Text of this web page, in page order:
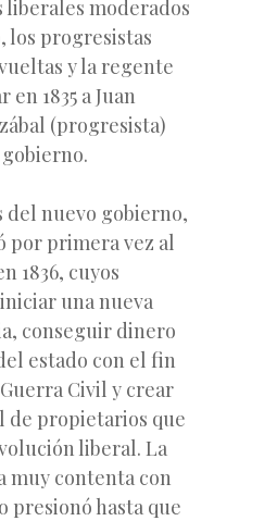
liberales moderados
los progresistas
y la regente
1835 a Juan
(progresista)
del nuevo gobierno,
por primera vez al
1836, cuyos
una nueva
conseguir dinero
estado con el fin
Civil y crear
de propietarios que
liberal. La
muy contenta con
presionó hasta que